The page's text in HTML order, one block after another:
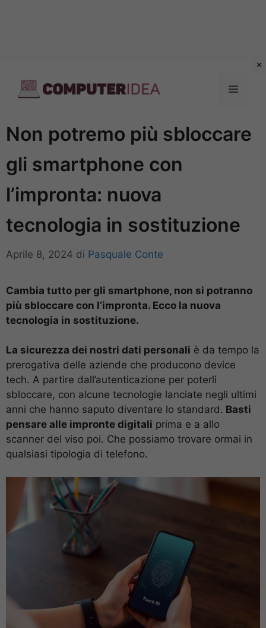
contenuto
Menu
Non potremo più sbloccare
gli smartphone con
l’impronta: nuova
tecnologia in sostituzione
Aprile 8, 2024 di Pasquale Conte
Cambia tutto per gli smartphone, non si potranno
più sbloccare con l’impronta. Ecco la nuova
tecnologia in sostituzione.
La sicurezza dei nostri dati personali è da tempo la
prerogativa delle aziende che producono device
tech. A partire dall’autenticazione per poterli
sbloccare, con alcune tecnologie lanciate negli ultimi
anni che hanno saputo diventare lo standard. Basti
pensare alle impronte digitali prima e a allo
scanner del viso poi. Che possiamo trovare ormai in
qualsiasi tipologia di telefono.